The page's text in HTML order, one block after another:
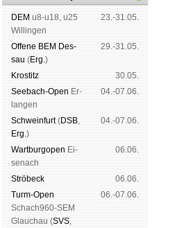
DEM u8-u18, u25
Wil­lin­gen
23.-31.05.
Offene BEM Des­
sau (Erg.)
29.-31.05.
Kros­titz
30.05.
See­bach-Open Er­
lan­gen
04.-07.06.
Schwein­furt(DSB,
Erg.)
04.-07.06.
Wart­burg­open Ei­
se­nach
06.06.
Strö­beck
06.06.
Turm-Open
Schach960-SEM
Glau­chau (SVS,
06.-07.06.